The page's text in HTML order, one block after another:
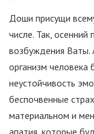
Доши присущи
числе. Так,
возбуждения Ваты.
организм человека
неустойчивость
беспочвенные
материальном и
апатия, которые